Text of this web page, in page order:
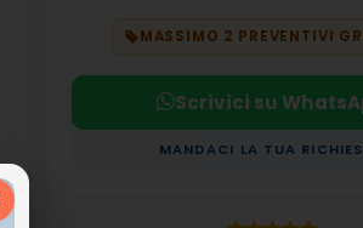
MASSIMO 2 PREVENTIVI
Scrivici su
MANDACI LA TUA